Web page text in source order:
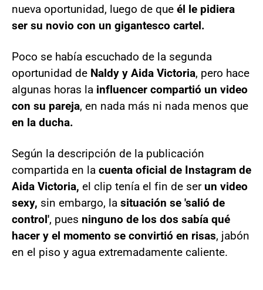
nueva oportunidad, luego de que él le pidiera
ser su novio con un gigantesco cartel.
Poco se había escuchado de la segunda
oportunidad de Naldy y Aida Victoria, pero hace
algunas horas la influencer compartió un video
con su pareja, en nada más ni nada menos que
en la ducha.
Según la descripción de la publicación
compartida en la cuenta oficial de Instagram de
Aida Victoria, el clip tenía el fin de serun video
sexy, sin embargo, la situación se 'salió de
control', pues ninguno de los dos sabía qué
hacer y el momento se convirtió en risas, jabón
en el piso y agua extremadamente caliente.